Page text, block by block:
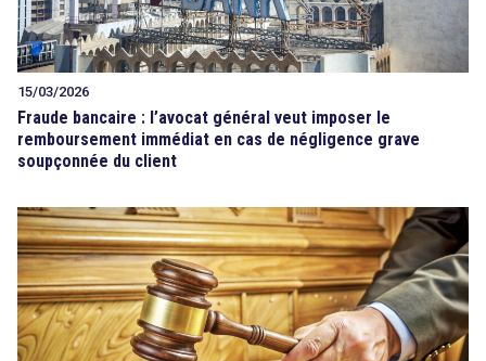
15/03/2026
Fraude bancaire : l’avocat général veut imposer le
remboursement immédiat en cas de négligence grave
soupçonnée du client